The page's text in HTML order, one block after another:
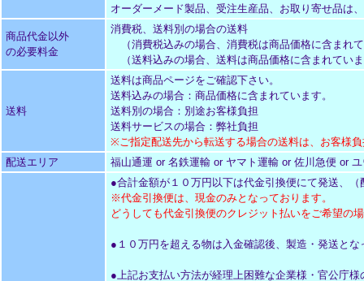
オーダーメード製品、受注生産品、お取り寄せ品は
商品代金以外
の必要料金
消費税、送料別の場合の送料
（消費税込みの場合、消費税は商品価格に含まれ
（送料込みの場合、送料は商品価格に含まれてい
送料
送料は商品ページをご確認下さい。
送料込みの場合：商品価格に含まれています。
送料別の場合：別途お客様負担
送料サービスの場合：弊社負担
※ご指定配送先から転送する場合の送料は、お客様
配送エリア
福山通運 or 名鉄運輸 or ヤマト運輸 or 佐川急便 or
●合計金額が１０万円以下は代金引換便にて発送、
※代金引換便は、現金のみとなっております。
どうしても代金引換便のクレジット払いをご希望の
●１０万円を超える物は入金確認後、製造・発送とな
●上記お支払い方法が経理上困難な企業様・官公庁